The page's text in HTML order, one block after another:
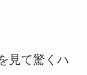
見て驚くハ